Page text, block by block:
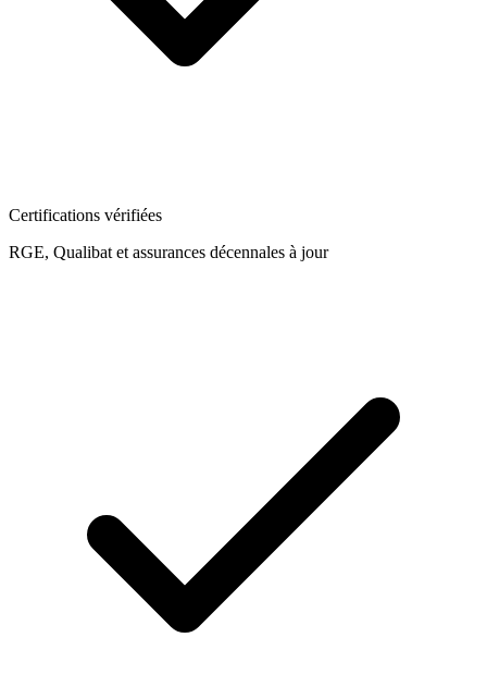
Certifications vérifiées
RGE, Qualibat et assurances décennales à jour